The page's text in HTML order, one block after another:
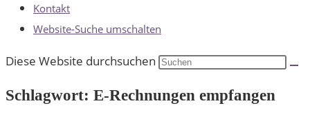
Kontakt
Website-Suche umschalten
Diese Website durchsuchen
Schlagwort: E-Rechnungen empfangen